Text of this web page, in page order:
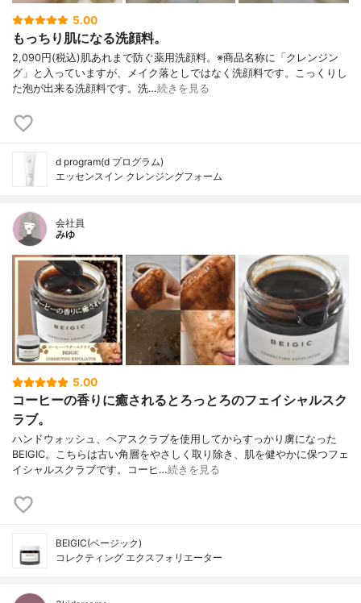
5.00
もっちり肌になる洗顔料。
2,090円(税込)肌あれまで防ぐ薬用洗顔料。※商品名称に「クレンジン
グ」と入っていますが、メイク落としではなく洗顔料です。こっくりし
た泡が出来る洗顔料です。洗…続きを見る
d program(d プログラム)
エッセンスイン クレンジングフォーム
会社員
みゆ
5.00
コーヒーの香りに癒されるとろっとろのフェイシャルスク
ラブ。
ハンドウォッシュ、ヘアスクラブを使用してからすっかり虜になった
BEIGIC。こちらは古い角層をやさしく取り除き、肌を健やかに保つフェ
イシャルスクラブです。コーヒ…続きを見る
BEIGIC(ベージック)
コレクティング エクスフォリエーター